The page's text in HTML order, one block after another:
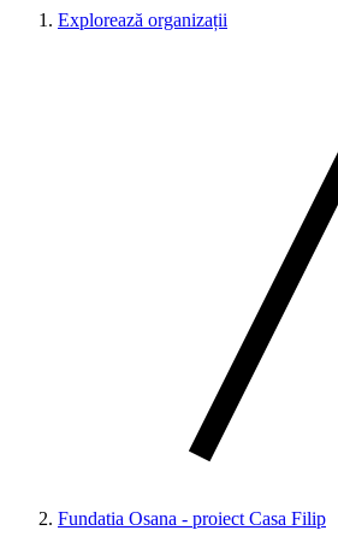
Explorează organizații
Fundatia Osana - proiect Casa Filip